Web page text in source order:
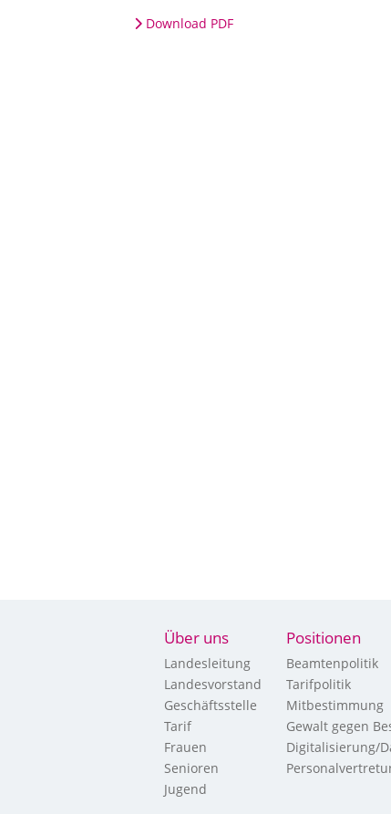
Download PDF
Über uns
Landesleitung
Landesvorstand
Geschäftsstelle
Tarif
Frauen
Senioren
Jugend
Positionen
Beamtenpolitik
Tarifpolitik
Mitbestimmung
Gewalt gegen
Digitalisierung/